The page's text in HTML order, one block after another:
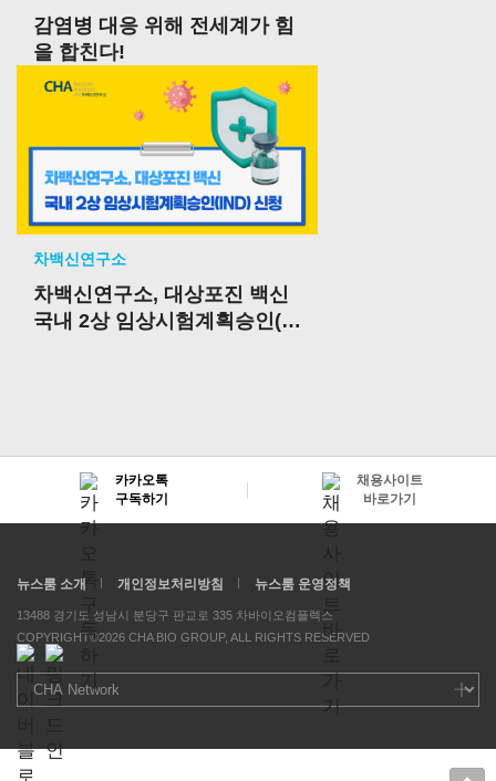
감염병 대응 위해 전세계가 힘
을 합친다!
차백신연구소
차백신연구소, 대상포진 백신
국내 2상 임상시험계획승인(IN
카카오톡
구독하기
채용사이트
바로가기
뉴스룸 소개 개인정보처리방침 뉴스룸 운영정책
13488 경기도 성남시 분당구 판교로 335 차바이오컴플렉스
COPYRIGHT©2026 CHA BIO GROUP, ALL RIGHTS RESERVED